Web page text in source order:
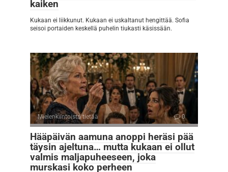
kaiken
Kukaan ei liikkunut. Kukaan ei uskaltanut hengittää. Sofia
seisoi portaiden keskellä puhelin tiukasti käsissään.
Mielenkiintoista tietää 0
Hääpäivän aamuna anoppi heräsi pää
täysin ajeltuna… mutta kukaan ei ollut
valmis maljapuheeseen, joka
murskasi koko perheen